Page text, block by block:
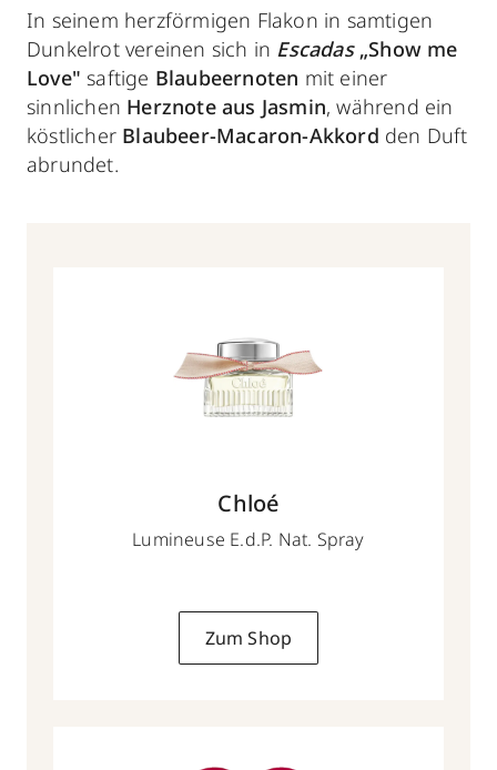
In seinem herzförmigen Flakon in samtigen
Dunkelrot vereinen sich in Escadas„Show me
Love" saftige Blaubeernoten mit einer
sinnlichen Herznote aus Jasmin, während ein
köstlicher Blaubeer-Macaron-Akkord den Duft
abrundet.
Chloé
Lumineuse E.d.P. Nat. Spray
Zum Shop